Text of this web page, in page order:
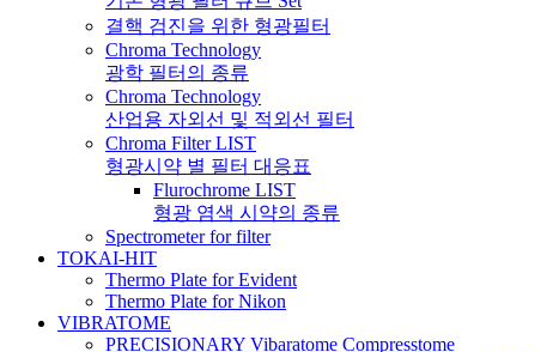
결핵 검진을 위한 형광필터
Chroma Technology
광학 필터의 종류
Chroma Technology
산업용 자외선 및 적외선 필터
Chroma Filter LIST
형광시약 별 필터 대응표
Flurochrome LIST
형광 염색 시약의 종류
Spectrometer for filter
TOKAI-HIT
Thermo Plate for Evident
Thermo Plate for Nikon
VIBRATOME
PRECISIONARY Vibaratome Compresstome